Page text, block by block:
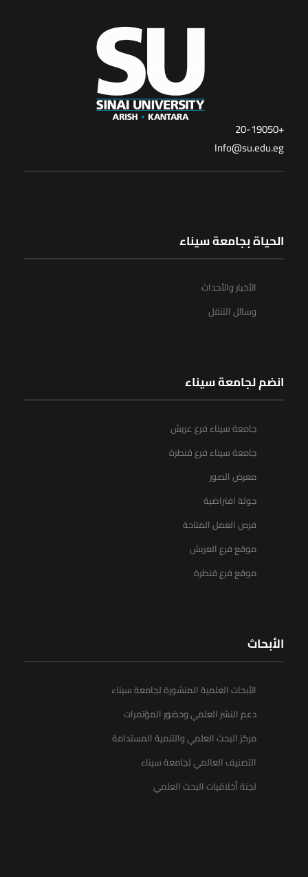
+20-19050
Info@su.edu.eg
الحياة بجامعة سيناء
الأخبار والأحداث
وسائل التنقل
انضم لجامعة سيناء
جامعة سيناء فرع عريش
جامعة سيناء فرع قنطرة
معرض الصور
جولة افتراضية
فرص العمل المتاحة
موقع فرع العريش
موقع فرع قنطرة
الأبحاث
الأبحاث العلمية المنشورة لجامعة سيناء
دعم النشر العلمي وحضور المؤتمرات
مركز البحث العلمي والتنمية المستدامة
التصنيف العالمي لجامعة سيناء
لجنة أخلاقيات البحث العلمي